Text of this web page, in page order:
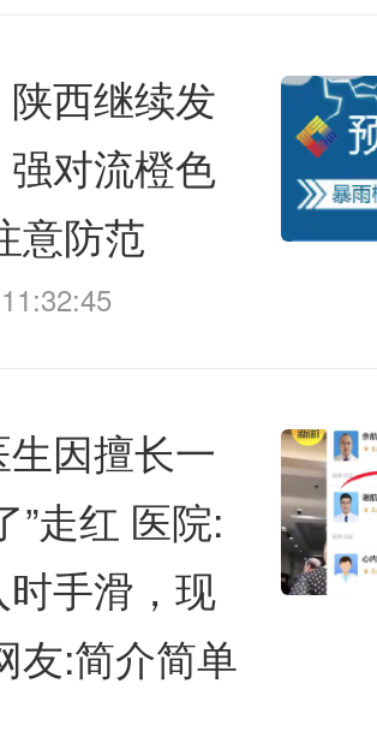
西继续发
对流橙色
意防范
因擅长一
”走红 医院:
手滑，现
友:简介简单